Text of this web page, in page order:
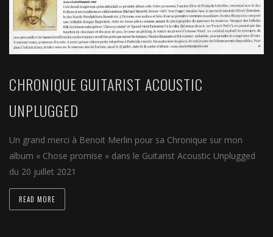
CHRONIQUE GUITARIST ACOUSTIC
UNPLUGGED
Un grand merci à Benoit Merlin pour sa Chronique sur mon
album « Chose promise » dans le Guitarist Acoustic Unplugged
du 20 juillet 2021
READ MORE